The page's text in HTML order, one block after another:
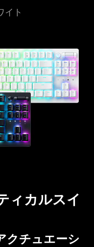
イト
ィカルスイ
クチュエーシ